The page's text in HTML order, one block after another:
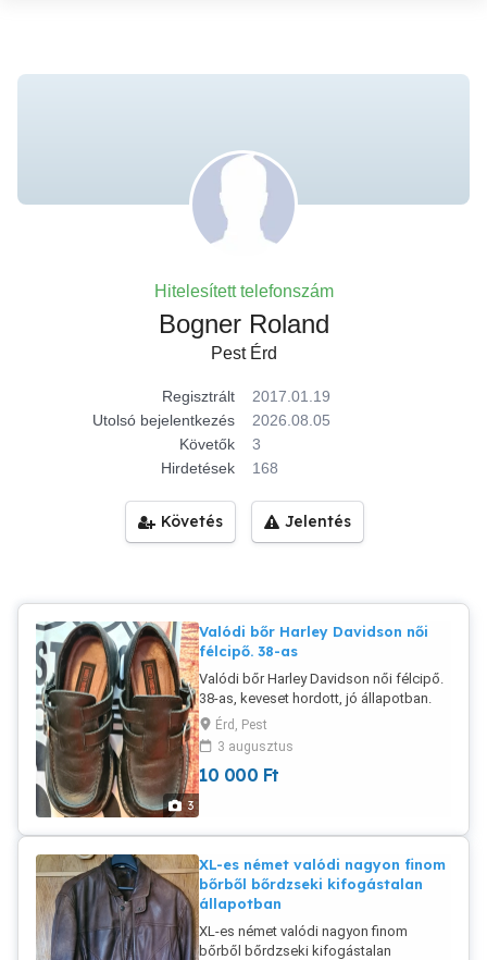
Hitelesített telefonszám
Bogner Roland
Pest Érd
Regisztrált
2017.01.19
Utolsó bejelentkezés
2026.08.05
Követők
3
Hirdetések
168
Követés Jelentés
3
Valódi bőr Harley Davidson női
félcipő. 38-as
Valódi bőr Harley Davidson női félcipő.
38-as, keveset hordott, jó állapotban.
Belső talphossz 24cm. Aki azzal jön,
hogy ö intézi a futárszolgálatot, vagy ez
a végső ár már törlöm is. Vagy
személyes átvétel, vagy előre utalás
Érd, Pest
3 augusztus
10 000 Ft
XL-es német valódi nagyon finom
bőrből bőrdzseki kifogástalan
állapotban
XL-es német valódi nagyon finom
bőrből bőrdzseki kifogástalan